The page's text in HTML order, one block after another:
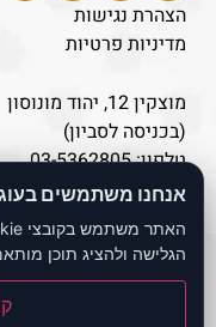
הצהרת נגישות
מדיניות פרטיות
מוצקין 12, יהוד מונוסון
(בכניסה לסביון)
טלפון:03-5362805
נייד:077-8043446
כל הזכויות
אנחנו משתמשים
הגלישה ולהציג תוכן